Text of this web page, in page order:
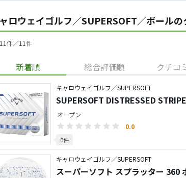
ロウェイゴルフ／SUPERSOFT／ボール
件／11件
新着順 総合評価順 クチコ
キャロウェイゴルフ／SUPERSOFT
SUPERSOFT DISTRESSED
オープン
0.0
0件
キャロウェイゴルフ／SUPERSOFT
スーパーソフト スプラッター 360